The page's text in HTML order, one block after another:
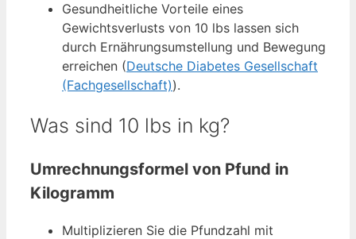
Gesundheitliche Vorteile eines
Gewichtsverlusts von 10 lbs lassen sich
durch Ernährungsumstellung und Bewegung
erreichen (Deutsche Diabetes Gesellschaft
(Fachgesellschaft)).
Was sind 10 lbs in kg?
Umrechnungsformel von Pfund in
Kilogramm
Multiplizieren Sie die Pfundzahl mit